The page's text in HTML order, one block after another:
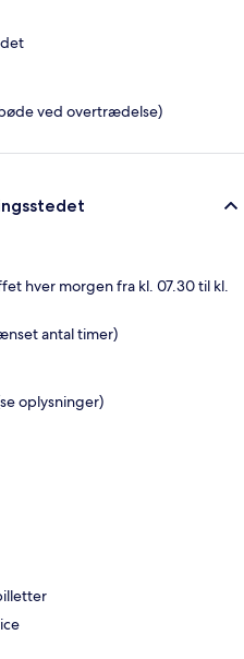
ved overtrædelse)
hver morgen fra kl. 07.30 til kl.
antal timer)
oplysninger)